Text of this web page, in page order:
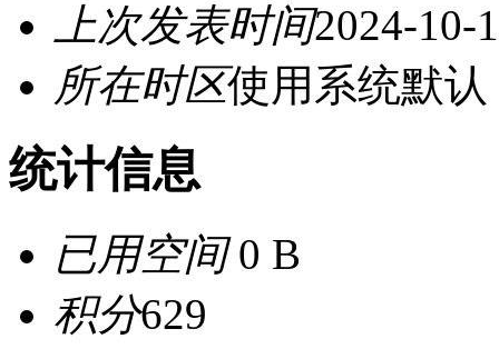
上次发表时间2024-10-
所在时区使用系统默认
统计信息
已用空间0 B
积分629